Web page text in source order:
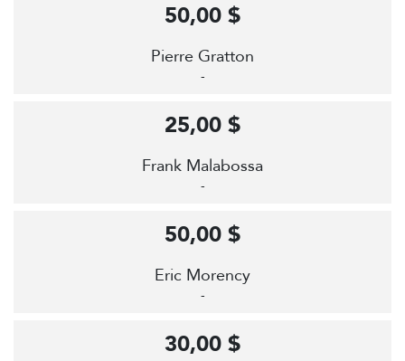
Pierre Gratton
-
50,00 $
Frank Malabossa
-
25,00 $
Eric Morency
-
50,00 $
30,00 $